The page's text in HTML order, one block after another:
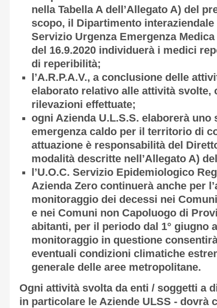
nella Tabella A dell’Allegato A) del
scopo, il Dipartimento
Servizio Urgenza Emergenza
del 16.9.2020 individuerà i medici
di reperibilità;
l’A.R.P.A.V., a conclusione delle
elaborato relativo alle attività svolte,
rilevazioni effettuate;
ogni Azienda U.L.S.S. elaborerà uno
emergenza caldo per il territorio di
attuazione è responsabilità del
modalità descritte nell’Allegato A)
l’U.O.C. Servizio Epidemiologico
Azienda Zero continuerà anche per
monitoraggio dei decessi nei
e nei Comuni non Capoluogo di
abitanti, per il periodo dal 1° giugno
monitoraggio in questione
eventuali condizioni climatiche
generale delle aree metropolitane.
Ogni attività svolta da enti / soggetti a
in particolare le Aziende ULSS - dovrà